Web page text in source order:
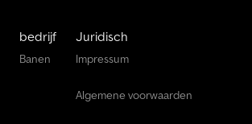
bedrijf
Banen
Juridisch
Impressum
Algemene voorwaarden